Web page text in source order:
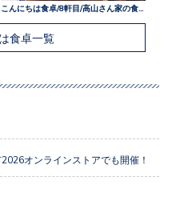
食卓一覧
オンラインストアでも開催！